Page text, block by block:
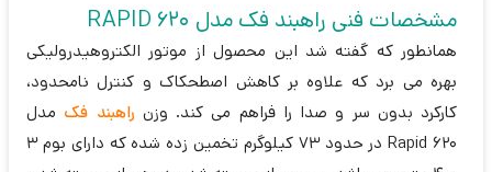
مشخصات فنی راهبند فک مدل RAPID 620
همانطور که گفته شد این محصول از موتور الکتروهیدرولیکی
بهره می برد که علاوه بر کاهش اصطحکاک و کنترل نامحدود،
کارکرد بدون سر و صدا را فراهم می کند. وزن راهبند فک مدل
Rapid 620 در حدود 73 کیلوگرم تخمین زده شده که دارای بوم 3